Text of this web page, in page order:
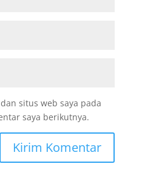
situs web saya pada
saya berikutnya.